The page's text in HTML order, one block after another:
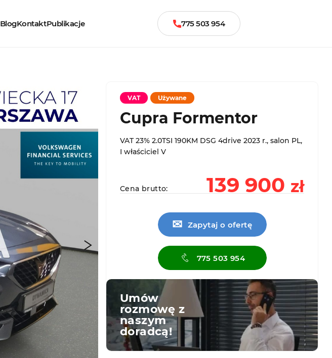
BlogKontaktPublikacje 775 503 954
VAT Używane
Cupra Formentor
VAT 23% 2.0TSI 190KM DSG 4drive 2023 r., salon PL,
I właściciel V
Cena brutto: 139 900 zł
✉ Zapytaj o ofertę
775 503 954
Umów
rozmowę z
naszym
doradcą!